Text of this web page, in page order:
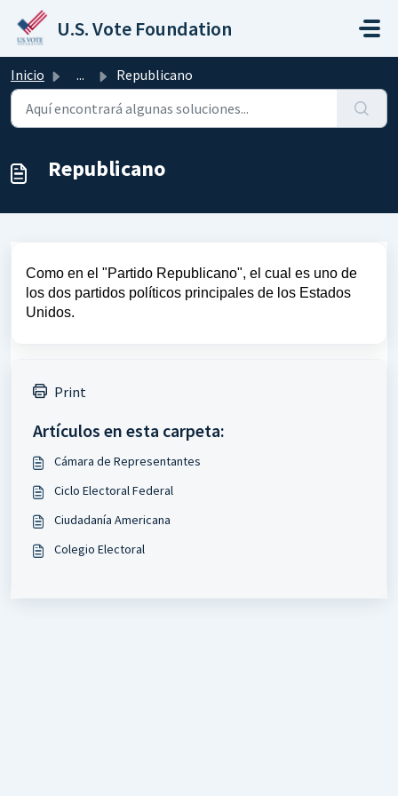
Saltar al contenido principal
U.S. Vote Foundation
Inicio ... Republicano
Republicano
Como en el "Partido Republicano", el cual es uno de
los dos partidos políticos principales de los Estados
Unidos.
Print
Artículos en esta carpeta:
Cámara de Representantes
Ciclo Electoral Federal
Ciudadanía Americana
Colegio Electoral